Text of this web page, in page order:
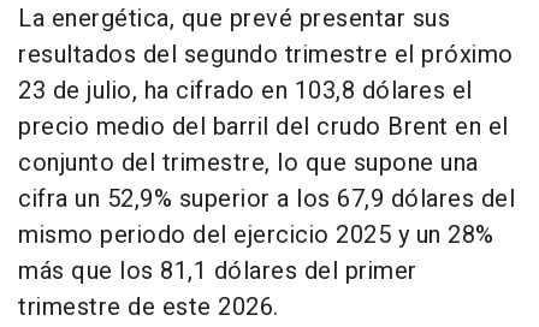
La energética, que prevé presentar sus
resultados del segundo trimestre el próximo
23 de julio, ha cifrado en 103,8 dólares el
precio medio del barril del crudo Brent en el
conjunto del trimestre, lo que supone una
cifra un 52,9% superior a los 67,9 dólares del
mismo periodo del ejercicio 2025 y un 28%
más que los 81,1 dólares del primer
trimestre de este 2026.